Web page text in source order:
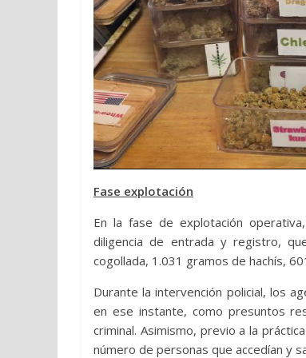
Fase explotación
En la fase de explotación
diligencia de entrada y registro,
cogollada, 1.031 gramos de hachís,
Durante la intervención policial, los
en ese instante, como presuntos
criminal. Asimismo, previo a la
número de personas que accedían y